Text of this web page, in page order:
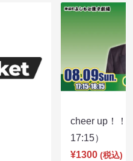
cheer up！
17:15）
¥1300 (税込)